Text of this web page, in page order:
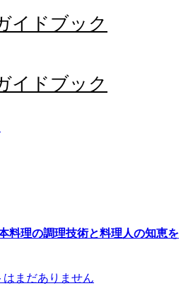
イドブック
イドブック
理の調理技術と料理人の知恵を
はまだありません